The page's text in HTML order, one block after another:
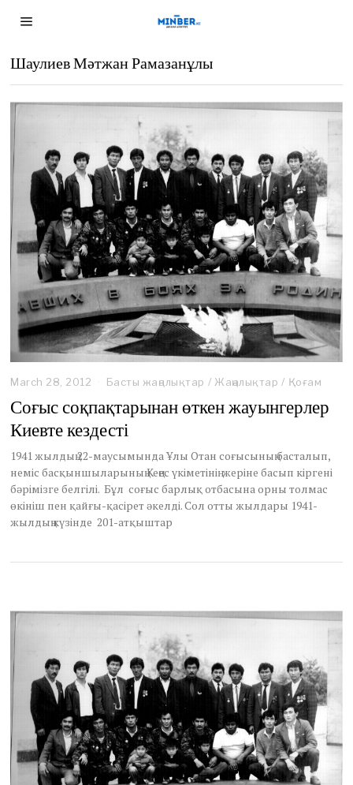
Шаулиев Мәтжан Рамазанұлы
March 28, 2012
r
h
2
2
0
Басты жаңалықтар / Жаңалықтар / Қоғам
Соғыс соқпақтарынан өткен жауынгерлер
Киевте кездесті
1941 жылдың 22-маусымында Ұлы Отан соғысының басталып,
неміс басқыншыларының Кеңес үкіметінің жеріне басып кіргені
бәрімізге белгілі. Бұл соғыс барлық отбасына орны толмас
өкініш пен қайғы-қасірет әкелді. Сол отты жылдары 1941-
жылдың күзінде 201-атқыштар